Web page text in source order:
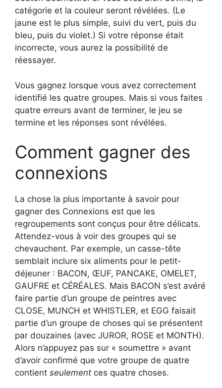
catégorie et la couleur seront révélées. (Le
jaune est le plus simple, suivi du vert, puis du
bleu, puis du violet.) Si votre réponse était
incorrecte, vous aurez la possibilité de
réessayer.
Vous gagnez lorsque vous avez correctement
identifié les quatre groupes. Mais si vous faites
quatre erreurs avant de terminer, le jeu se
termine et les réponses sont révélées.
Comment gagner des
connexions
La chose la plus importante à savoir pour
gagner des Connexions est que les
regroupements sont conçus pour être délicats.
Attendez-vous à voir des groupes qui se
chevauchent. Par exemple, un casse-tête
semblait inclure six aliments pour le petit-
déjeuner : BACON, ŒUF, PANCAKE, OMELET,
GAUFRE et CÉRÉALES. Mais BACON s’est avéré
faire partie d’un groupe de peintres avec
CLOSE, MUNCH et WHISTLER, et EGG faisait
partie d’un groupe de choses qui se présentent
par douzaines (avec JUROR, ROSE et MONTH).
Alors n’appuyez pas sur « soumettre » avant
d’avoir confirmé que votre groupe de quatre
contient seulement ces quatre choses.